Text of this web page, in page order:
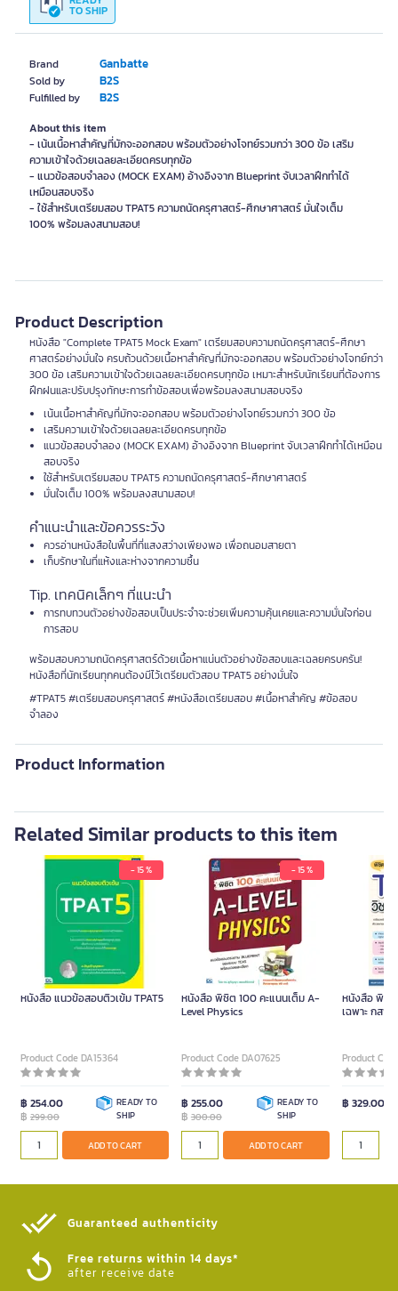
Brand Ganbatte
Sold by B2S
Fulfilled by B2S
TO SHIP
About this item
- เน้นเนื้อหาสำคัญที่มักจะออกสอบ พร้อมตัวอย่างโจทย์รวมกว่า 300 ข้อ เสริม
ความเข้าใจด้วยเฉลยละเอียดครบทุกข้อ
- แนวข้อสอบจำลอง (MOCK EXAM) อ้างอิงจาก Blueprint จับเวลาฝึกทำได้
เหมือนสอบจริง
- ใช้สำหรับเตรียมสอบ TPAT5 ความถนัดครุศาสตร์-ศึกษาศาสตร์ มั่นใจเต็ม
Product Description
หนังสือ "Complete TPAT5 Mock Exam" เตรียมสอบความถนัดครุศาสตร์-ศึกษา
ศาสตร์อย่างมั่นใจ ครบถ้วนด้วยเนื้อหาสำคัญที่มักจะออกสอบ พร้อมตัวอย่างโจทย์กว่า
300 ข้อ เสริมความเข้าใจด้วยเฉลยละเอียดครบทุกข้อ เหมาะสำหรับนักเรียนที่ต้องการ
ฝึกฝนและปรับปรุงทักษะการทำข้อสอบเพื่อพร้อมลงสนามสอบจริง
เน้นเนื้อหาสำคัญที่มักจะออกสอบ พร้อมตัวอย่างโจทย์รวมกว่า 300 ข้อ
เสริมความเข้าใจด้วยเฉลยละเอียดครบทุกข้อ
แนวข้อสอบจำลอง (MOCK EXAM) อ้างอิงจาก Blueprint จับเวลาฝึกทำได้เหมือน
สอบจริง
ใช้สำหรับเตรียมสอบ TPAT5 ความถนัดครุศาสตร์-ศึกษาศาสตร์
มั่นใจเต็ม 100% พร้อมลงสนามสอบ!
คำแนะนำและข้อควรระวัง
ควรอ่านหนังสือในพื้นที่ที่แสงสว่างเพียงพอ เพื่อถนอมสายตา
เก็บรักษาในที่แห้งและห่างจากความชื้น
Tip. เทคนิคเล็กๆ ที่แนะนำ
การทบทวนตัวอย่างข้อสอบเป็นประจำจะช่วยเพิ่มความคุ้นเคยและความมั่นใจก่อน
การสอบ
พร้อมสอบความถนัดครุศาสตร์ด้วยเนื้อหาแน่นตัวอย่างข้อสอบและเฉลยครบครัน!
หนังสือที่นักเรียนทุกคนต้องมีไว้เตรียมตัวสอบ TPAT5 อย่างมั่นใจ
#TPAT5 #เตรียมสอบครุศาสตร์ #หนังสือเตรียมสอบ #เนื้อหาสำคัญ #ข้อสอบ
จำลอง
Product Information
Related Similar products to this item
- 15 %
หนังสือ แนวข้อสอบติวเข้ม TPAT5
Product Code DA15364
฿ 254.00
฿ 299.00
READY TO
SHIP
ADD TO CART
- 15 %
หนังสือ พิชิต 100 คะแนนเต็ม A-
Level Physics
Product Code DA07625
฿ 255.00
฿ 300.00
READY TO
SHIP
ADD TO CART
หนังสือ พิชิต
เฉพาะ กสพ
Product
฿ 329.00
Guaranteed authenticity​
Free returns within 14 days*
after receive date